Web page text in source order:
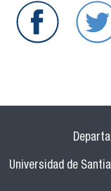
Universidad de